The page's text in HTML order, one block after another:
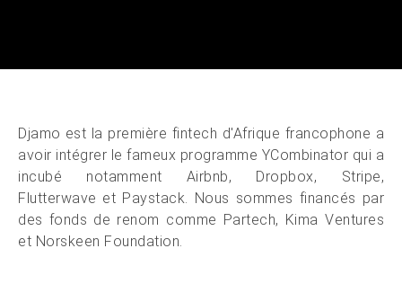
Djamo est la première fintech d'Afrique francophone a
avoir intégrer le fameux programme YCombinator qui a
incubé notamment Airbnb, Dropbox, Stripe,
Flutterwave et Paystack. Nous sommes financés par
des fonds de renom comme Partech, Kima Ventures
et Norskeen Foundation.